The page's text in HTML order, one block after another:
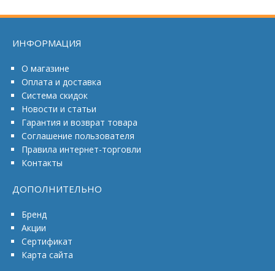
ИНФОРМАЦИЯ
О магазине
Оплата и доставка
Система скидок
Новости и статьи
Гарантия и возврат товара
Соглашение пользователя
Правила интернет-торговли
Контакты
ДОПОЛНИТЕЛЬНО
Бренд
Акции
Сертификат
Карта сайта